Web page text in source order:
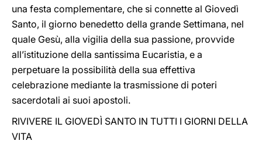
una festa complementare, che si connette al Giovedì
Santo, il giorno benedetto della grande Settimana, nel
quale Gesù, alla vigilia della sua passione, provvide
all’istituzione della santissima Eucaristia, e a
perpetuare la possibilità della sua effettiva
celebrazione mediante la trasmissione di poteri
sacerdotali ai suoi apostoli.
RIVIVERE IL GIOVEDÌ SANTO IN TUTTI I GIORNI DELLA
VITA